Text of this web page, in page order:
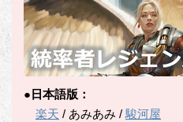
●日本語版：
楽天 / あみあみ /駿河屋